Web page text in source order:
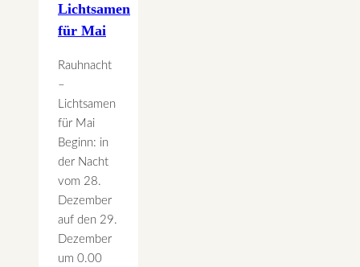
Lichtsamen
für Mai
Rauhnacht
–
Lichtsamen
für Mai
Beginn: in
der Nacht
vom 28.
Dezember
auf den 29.
Dezember
um 0.00